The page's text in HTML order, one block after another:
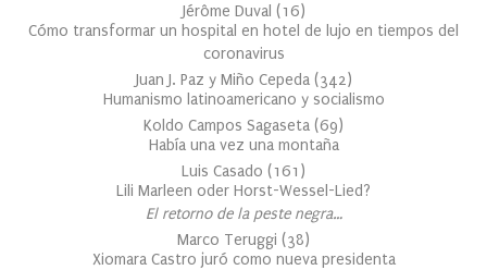
Jérôme Duval (16)
Cómo transformar un hospital en hotel de lujo en tiempos del
coronavirus
Juan J. Paz y Miño Cepeda (342)
Humanismo latinoamericano y socialismo
Koldo Campos Sagaseta (69)
Había una vez una montaña
Luis Casado (161 )
Lili Marleen oder Horst-Wessel-Lied?
El retorno de la peste negra…
Marco Teruggi (38)
Xiomara Castro juró como nueva presidenta